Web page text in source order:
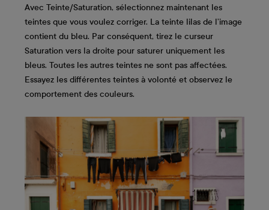
Avec Teinte/Saturation, sélectionnez maintenant les
teintes que vous voulez corriger. La teinte lilas de l’image
contient du bleu. Par conséquent, tirez le curseur
Saturation vers la droite pour saturer uniquement les
bleus. Toutes les autres teintes ne sont pas affectées.
Essayez les différentes teintes à volonté et observez le
comportement des couleurs.